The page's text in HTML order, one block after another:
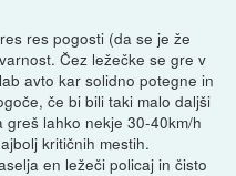
res pogosti (da se je že
Čez ležečke se gre v
avto kar solidno potegne in
če bi bili taki malo daljši
lahko nekje 30-40km/h
kritičnih mestih.
en ležeči policaj in čisto